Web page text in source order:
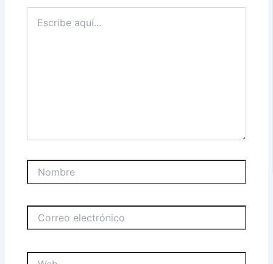
aquí...
electrónico